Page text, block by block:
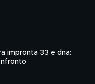
impronta 33 e dna: